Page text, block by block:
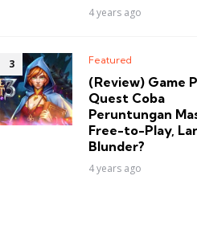
4 years ago
Featured
(Review) Game
Quest Coba
Peruntungan
Free-to-Play,
Blunder?
4 years ago